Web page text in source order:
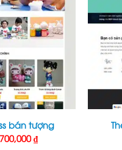
bán tượng
Giá
gốc
700,000₫Giá
hiện